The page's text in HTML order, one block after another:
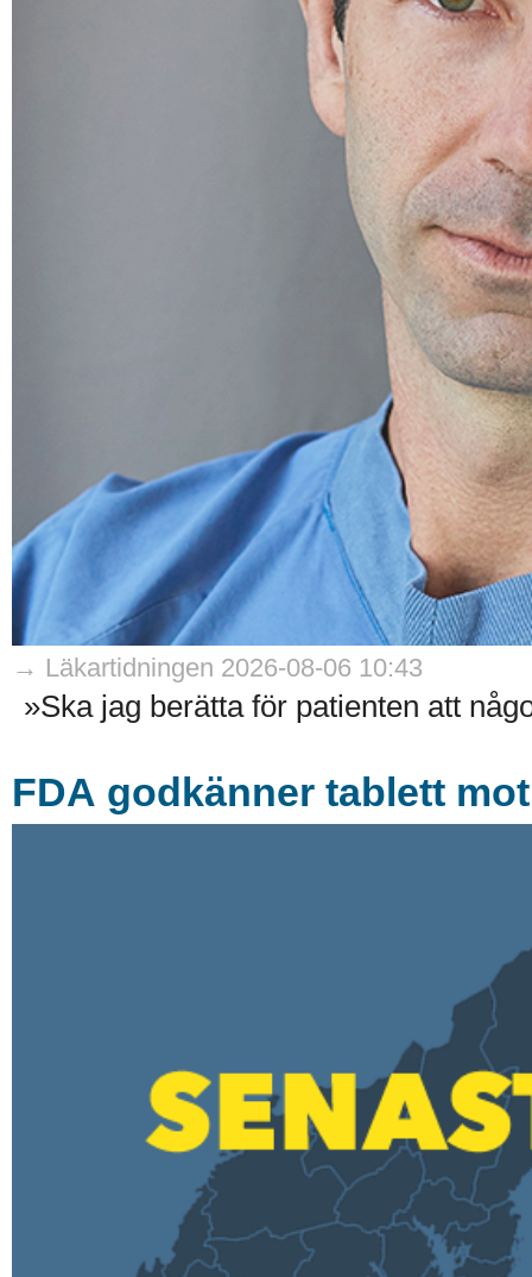
→ Läkartidningen 2026-08-06 10:43
»Ska jag berätta för patienten att
FDA godkänner tablett